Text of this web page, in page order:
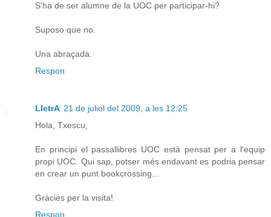
S'ha de ser alumne de la UOC per participar-hi?
Suposo que no.
Una abraçada.
Respon
LletrA 21 de juliol del 2009, a les 12:25
Hola, Txescu,
En principi el passallibres UOC està pensat per a l'equip
propi UOC. Qui sap, potser més endavant es podria pensar
en crear un punt bookcrossing...
Gràcies per la visita!
Respon